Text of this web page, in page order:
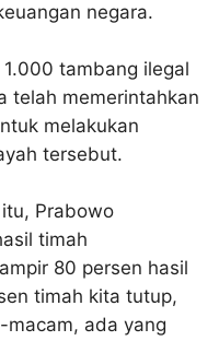
negara.
tambang ilegal
telah memerintahkan
melakukan
tersebut.
Prabowo
timah
80 persen hasil
timah kita tutup,
macam, ada yang